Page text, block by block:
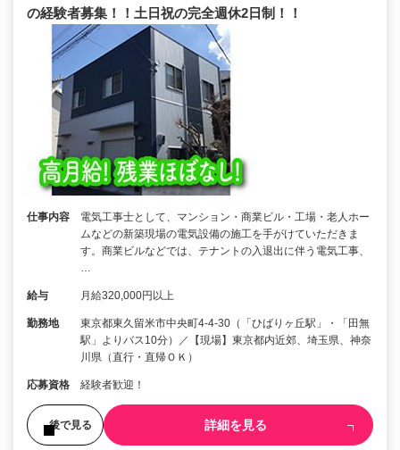
の経験者募集！！土日祝の完全週休2日制！！
仕事内容
電気工事士として、マンション・商業ビル・工場・老人ホー
ムなどの新築現場の電気設備の施工を手がけていただきま
す。商業ビルなどでは、テナントの入退出に伴う電気工事、
給与 月給320,000円以上
勤務地
東京都東久留米市中央町4-4-30（「ひばりヶ丘駅」・「田無
駅」よりバス10分）／【現場】東京都内近郊、埼玉県、神奈
川県（直行・直帰ＯＫ）
応募資格 経験者歓迎！
後で見る 詳細を見る